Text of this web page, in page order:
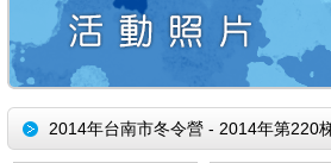
2014年台南市冬令營 - 2014年第220